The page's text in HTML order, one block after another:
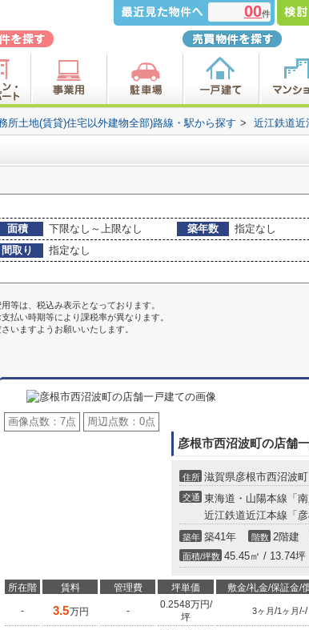
00件
所土地(賃貸)住宅以外建物全部)路線・駅から探す > 近江鉄道近
面積 下限なし～上限なし 築年数
指定なし
間取り
指定なし
等は、税込み表示となっております。
払い時期等により課税率が異なります。
いますようお願いいたします。
画像点数： 7点 周辺点数： 0点
彦根市西沼波町の店舗
住所 滋賀県彦根市西沼波町
交通 東海道・山陽本線「
近江鉄道近江本線「
築年 築41年 階数 2階建
面積/坪数 45.45㎡ / 13.74坪
所在階 賃料 管理費 坪単価 敷金/礼金/保証金/
- 3.5万円 -
0.2548万円/
坪
3ヶ月/1ヶ月/-/